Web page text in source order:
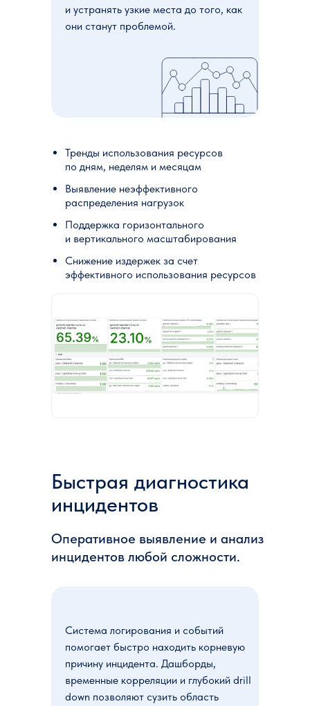
и устранять узкие места до того, как
они станут проблемой.
Тренды использования ресурсов
по дням, неделям и месяцам
Выявление неэффективного
распределения нагрузок
Поддержка горизонтального
и вертикального масштабирования
Снижение издержек за счет
эффективного использования ресурсов
Быстрая диагностика
инцидентов
Оперативное выявление и анализ
инцидентов любой сложности.
Система логирования и событий
помогает быстро находить корневую
причину инцидента. Дашборды,
временные корреляции и глубокий drill
down позволяют сузить область